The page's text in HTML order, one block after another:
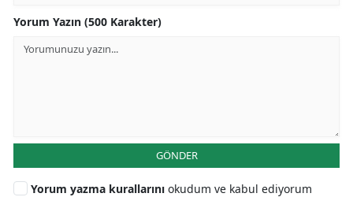
Yorum Yazın (500 Karakter)
GÖNDER
Yorum yazma kurallarını okudum ve kabul ediyorum